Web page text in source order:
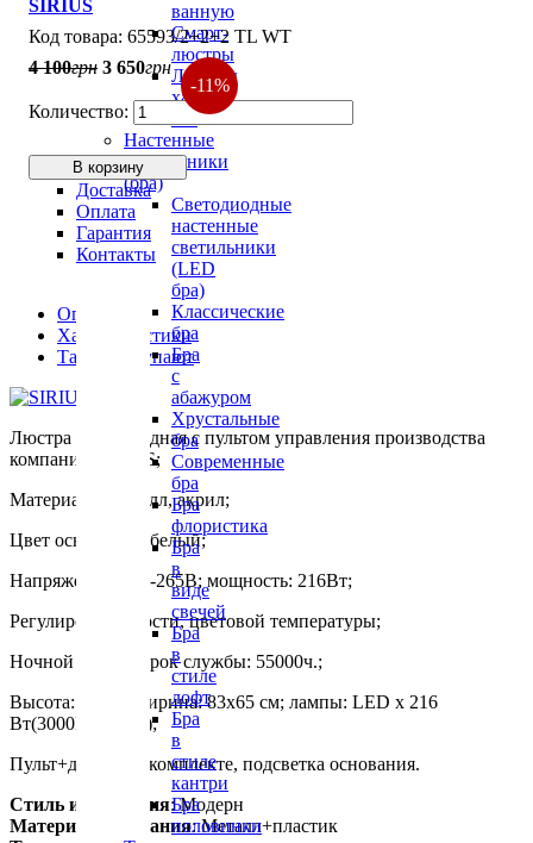
ванную
Смарт-
люстры
Люстры
хай
тек
Настенные
светильники
(бра)
Светодиодные
настенные
светильники
(LED
бра)
Классические
бра
Бра
с
абажуром
Хрустальные
бра
Современные
бра
Бра
флористика
Бра
в
виде
свечей
Бра
в
стиле
лофт
Бра
в
стиле
кантри
Бра
половинки
SIRIUS
65593/2+2+2 TL WT
-11%
4 100грн 3 650грн
В корзину
Доставка
Оплата
Гарантия
Контакты
Описание
Характеристики
Также покупают
Люстра светодиодная с пультом управления производства
компании SIRIUS;
Материалы: металл, акрил;
Цвет основания: белый;
Напряжение: 170-265В; мощность: 216Вт;
Регулировка яркости, цветовой температуры;
Ночной режим; срок службы: 55000ч.;
Высота: 12 см; ширина: 83х65 см; лампы: LED х 216
Вт(3000К-6000K);
Пульт+диммер в комплекте, подсветка основания.
Стиль исполнения: Модерн
Материал основания: Металл+пластик